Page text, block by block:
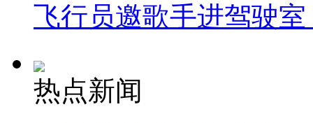
飞行员邀歌手进驾驶
热点新闻